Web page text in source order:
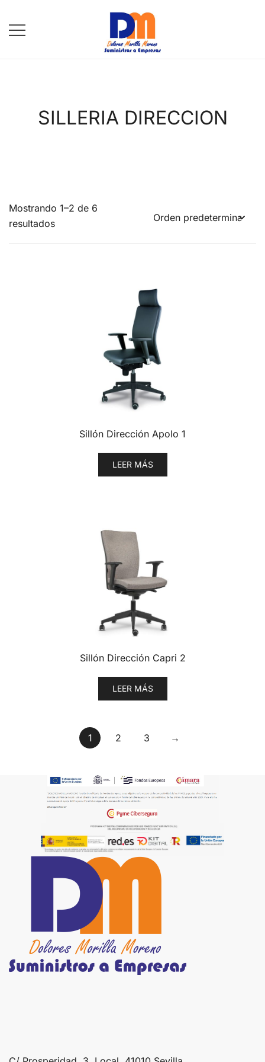
contenido
SILLERIA DIRECCION
Mostrando 1–2 de 6
resultados
Sillón Dirección Apolo 1
LEER MÁS
Sillón Dirección Capri 2
LEER MÁS
1 2 3 →